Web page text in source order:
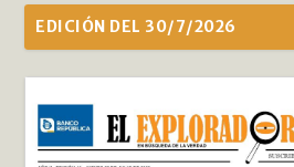
EDICIÓN DEL 30/7/2026